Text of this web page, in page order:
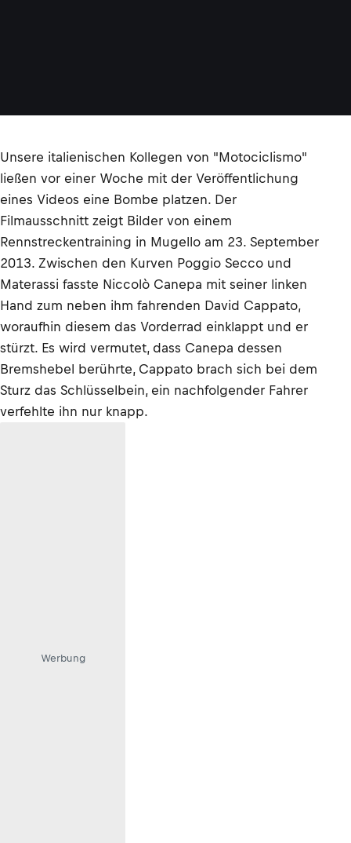
Unsere italienischen Kollegen von "Motociclismo"
ließen vor einer Woche mit der Veröffentlichung
eines Videos eine Bombe platzen. Der
Filmausschnitt zeigt Bilder von einem
Rennstreckentraining in Mugello am 23. September
2013. Zwischen den Kurven Poggio Secco und
Materassi fasste Niccolò Canepa mit seiner linken
Hand zum neben ihm fahrenden David Cappato,
woraufhin diesem das Vorderrad einklappt und er
stürzt. Es wird vermutet, dass Canepa dessen
Bremshebel berührte, Cappato brach sich bei dem
Sturz das Schlüsselbein, ein nachfolgender Fahrer
verfehlte ihn nur knapp.
Werbung